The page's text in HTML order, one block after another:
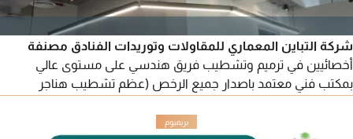
شركة التباين المعماري للمقاولات وتوريدات الفنادق مصنفة
أخصائيين في ترميم وتشطيب فريق هندسي على مستوى عالي
بمكتب فني معتمد باصدار جميع الرخص (عظم تشطيب هناجر